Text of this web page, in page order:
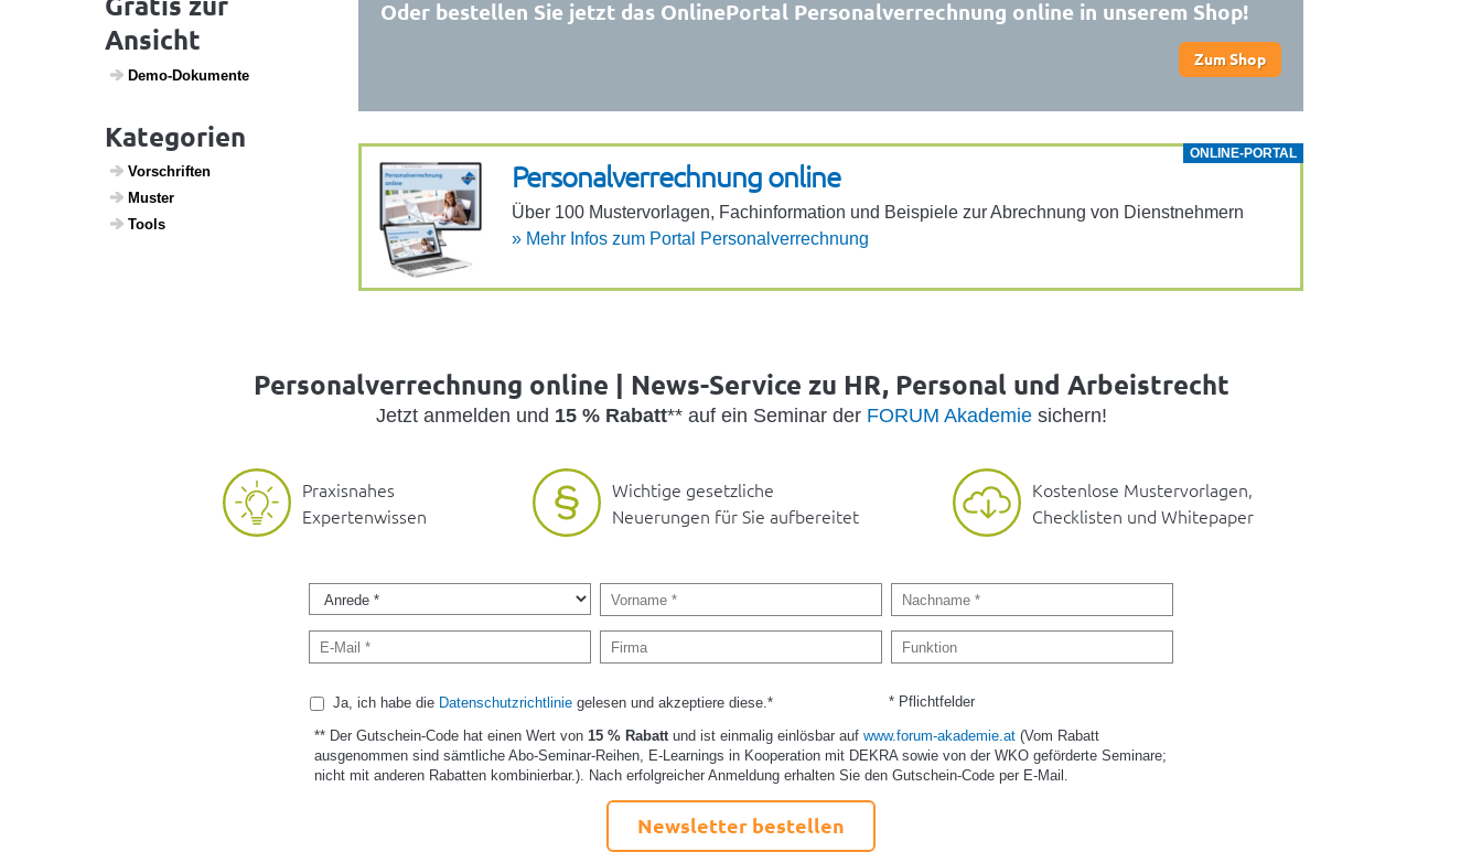
Ansicht
Demo-Doku­mente
Kategorien
Vorschriften
Muster
Tools
Oder bestellen Sie jetzt das OnlinePortal Personalverrechnung online in unserem Shop!
Zum Shop
ONLINE-PORTAL
Perso­na­l­ver­rech­nung online
Über 100 Muster­vor­lagen, Fach­in­for­ma­tion und Beispiele zur Abrech­nung von Dienst­neh­mern
» Mehr Infos zum Portal Perso­na­l­ver­rech­nung
Personalverrechnung online | News-Service zu HR, Personal und Arbeistrecht
Jetzt anmelden und 15 % Rabatt** auf ein Seminar der FORUM Akademiesichern!
Praxisnahes
Expertenwissen
Wichtige gesetzliche
Neuerungen für Sie aufbereitet
Kostenlose Mustervorlagen,
Checklisten und Whitepaper
Ja, ich habe die Datenschutzrichtliniegelesen und akzeptiere diese.* * Pflichtfelder
** Der Gutschein-Code hat einen Wert von 15 % Rabattund ist einmalig einlösbar aufwww.forum-akademie.at (Vom Rabatt
ausgenommen sind sämtliche Abo-Seminar-Reihen, E-Learnings in Kooperation mit DEKRA sowie von der WKO geförderte Seminare;
nicht mit anderen Rabatten kombinierbar.). Nach erfolgreicher Anmeldung erhalten Sie den Gutschein-Code per E-Mail.
Newsletter bestellen